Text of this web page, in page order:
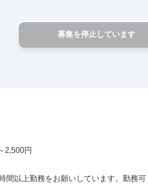
募集を停止しています
2,500円
間以上勤務をお願いしています。勤務可